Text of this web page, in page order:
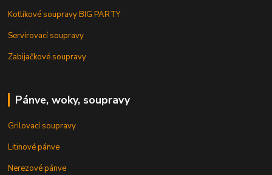
Kotlíkové soupravy BIG PARTY
Servírovací soupravy
Zabijačkové soupravy
Pánve, woky, soupravy
Grilovací soupravy
Litinové pánve
Nerezové pánve